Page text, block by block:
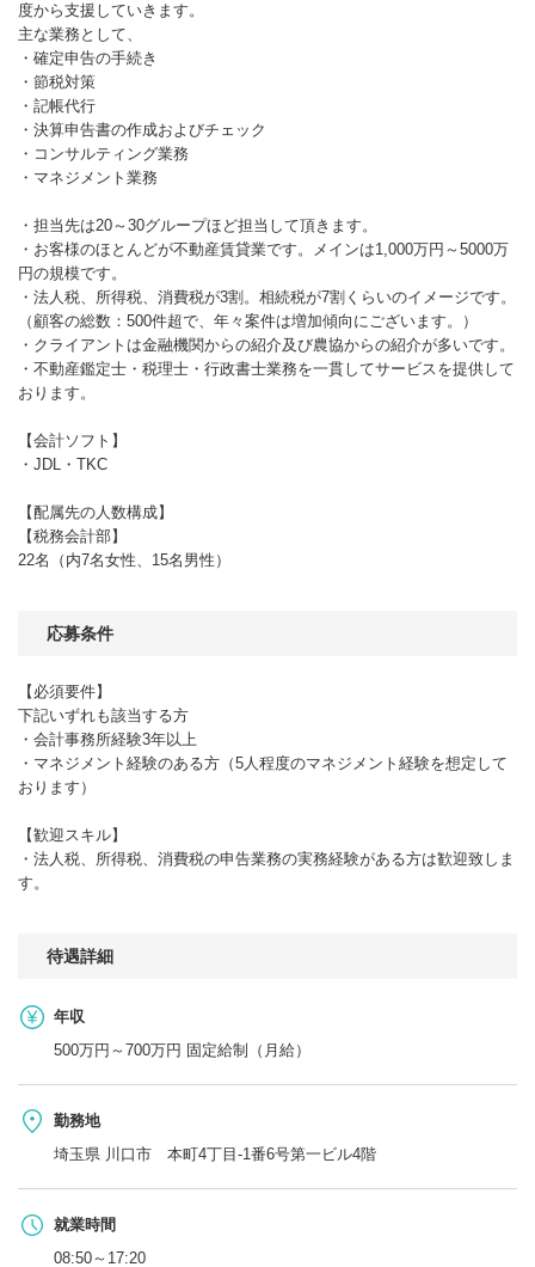
度から支援していきます。
主な業務として、
・確定申告の手続き
・節税対策
・記帳代行
・決算申告書の作成およびチェック
・コンサルティング業務
・マネジメント業務
・担当先は20～30グループほど担当して頂きます。
・お客様のほとんどが不動産賃貸業です。メインは1,000万円～5000万
円の規模です。
・法人税、所得税、消費税が3割。相続税が7割くらいのイメージです。
（顧客の総数：500件超で、年々案件は増加傾向にございます。）
・クライアントは金融機関からの紹介及び農協からの紹介が多いです。
・不動産鑑定士・税理士・行政書士業務を一貫してサービスを提供して
おります。
【会計ソフト】
・JDL・TKC
【配属先の人数構成】
【税務会計部】
22名（内7名女性、15名男性）
応募条件
【必須要件】
下記いずれも該当する方
・会計事務所経験3年以上
・マネジメント経験のある方（5人程度のマネジメント経験を想定して
おります）
【歓迎スキル】
・法人税、所得税、消費税の申告業務の実務経験がある方は歓迎致しま
す。
待遇詳細
年収
500万円～700万円 固定給制（月給）
勤務地
埼玉県 川口市 本町4丁目-1番6号第一ビル4階
就業時間
08:50～17:20